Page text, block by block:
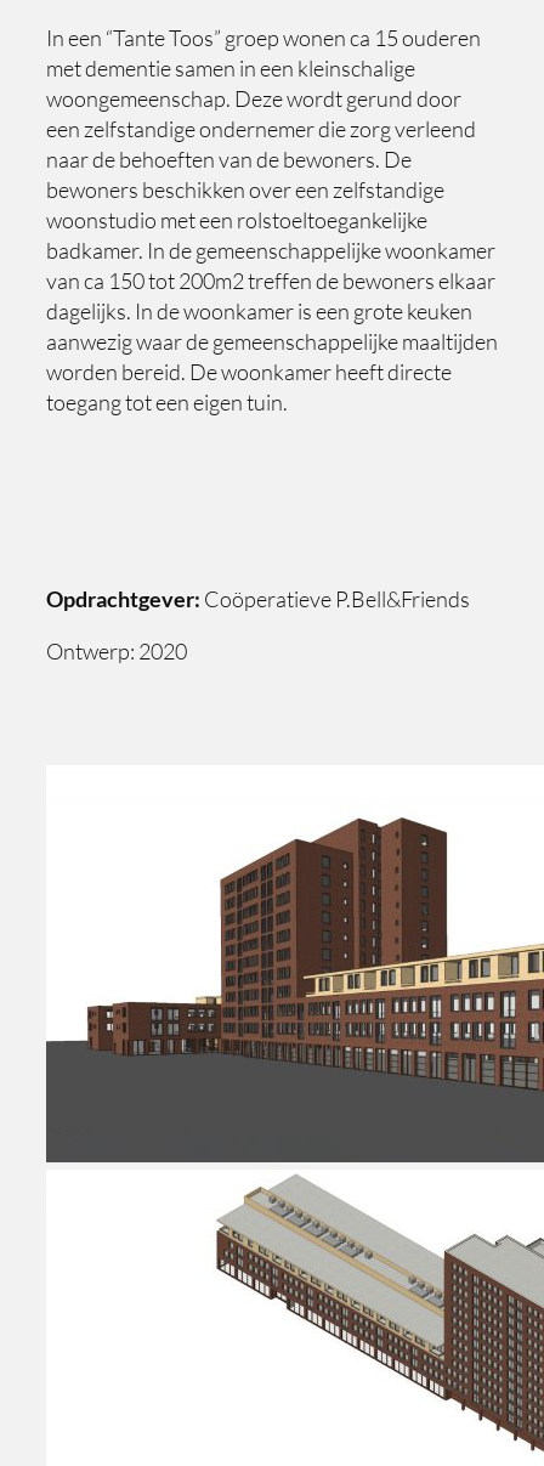
In een “Tante Toos” groep wonen ca 15 ouderen
met dementie samen in een kleinschalige
woongemeenschap. Deze wordt gerund door
een zelfstandige ondernemer die zorg verleend
naar de behoeften van de bewoners. De
bewoners beschikken over een zelfstandige
woonstudio met een rolstoeltoegankelijke
badkamer. In de gemeenschappelijke woonkamer
van ca 150 tot 200m2 treffen de bewoners elkaar
dagelijks. In de woonkamer is een grote keuken
aanwezig waar de gemeenschappelijke maaltijden
worden bereid. De woonkamer heeft directe
toegang tot een eigen tuin.
Opdrachtgever: Coöperatieve P.Bell&Friends
Ontwerp: 2020